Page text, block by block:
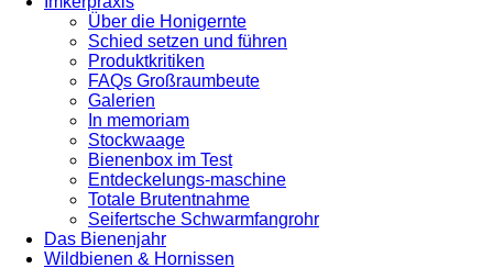
Über die Honigernte
Schied setzen und führen
Produktkritiken
FAQs Großraumbeute
Galerien
In memoriam
Stockwaage
Bienenbox im Test
Entdeckelungs-maschine
Totale Brutentnahme
Seifertsche Schwarmfangrohr
Das Bienenjahr
Wildbienen & Hornissen